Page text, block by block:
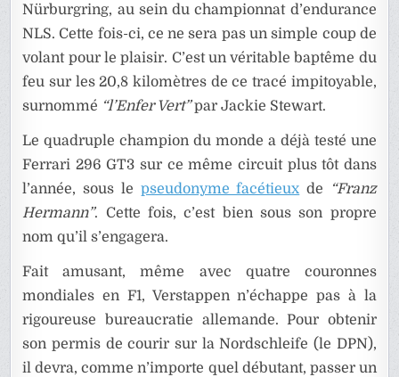
Nürburgring, au sein du championnat d’endurance
NLS. Cette fois-ci, ce ne sera pas un simple coup de
volant pour le plaisir. C’est un véritable baptême du
feu sur les 20,8 kilomètres de ce tracé impitoyable,
surnommé “l’Enfer Vert”par Jackie Stewart.
Le quadruple champion du monde a déjà testé une
Ferrari 296 GT3 sur ce même circuit plus tôt dans
l’année, sous le pseudonyme facétieux de
“Franz
Hermann”. Cette fois, c’est bien sous son propre
nom qu’il s’engagera.
Fait amusant, même avec quatre couronnes
mondiales en F1, Verstappen n’échappe pas à la
rigoureuse bureaucratie allemande. Pour obtenir
son permis de courir sur la Nordschleife (le DPN),
il devra, comme n’importe quel débutant, passer un